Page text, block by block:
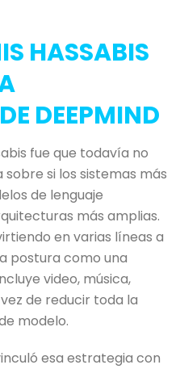
HASSABIS
DEEPMIND
fue que todavía no
si los sistemas más
de lenguaje
más amplias.
en varias líneas a
postura como una
video, música,
de reducir toda la
modelo.
esa estrategia con